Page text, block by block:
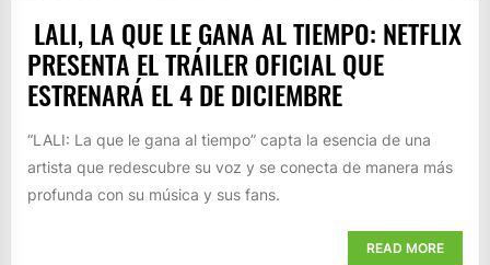
LALI, LA QUE LE GANA AL TIEMPO: NETFLIX
PRESENTA EL TRÁILER OFICIAL QUE
ESTRENARÁ EL 4 DE DICIEMBRE
“LALI: La que le gana al tiempo” capta la esencia de una
artista que redescubre su voz y se conecta de manera más
profunda con su música y sus fans.
READ MORE